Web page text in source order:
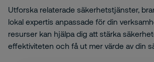
Utforska relaterade säkerhetstjänster,
lokal expertis anpassade för din
resurser kan hjälpa dig att stärka
effektiviteten och få ut mer värde av din